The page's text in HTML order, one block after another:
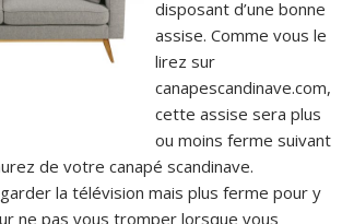
disposant d’une bonne
assise. Comme vous le
lirez sur
canapescandinave.com,
cette assise sera plus
ou moins ferme suivant
de votre canapé scandinave.
la télévision mais plus ferme pour y
ne pas vous tromper lorsque vous